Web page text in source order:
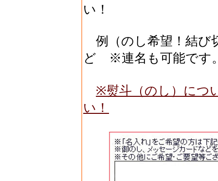
い！
例（のし希望！結び
ど ※連名も可能です
※熨斗（のし）につ
い！